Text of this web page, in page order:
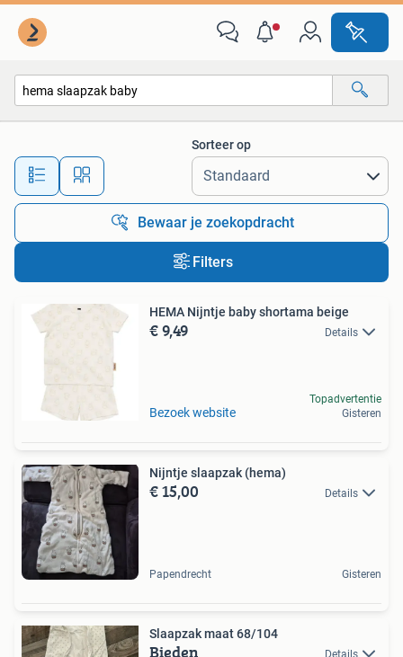
Alle afstanden…
Sorteer op
Bewaar je zoekopdracht
Filters
HEMA Nijntje baby shortama beige
€ 9,49 Details
Bezoek website
Topadvertentie
Gisteren
Nijntje slaapzak (hema)
€ 15,00 Details
Papendrecht Gisteren
Slaapzak maat 68/104
Bieden Details